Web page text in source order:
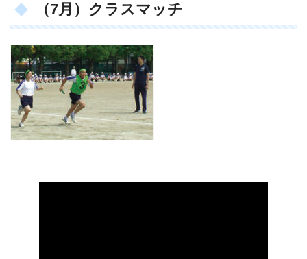
（7月）クラスマッチ